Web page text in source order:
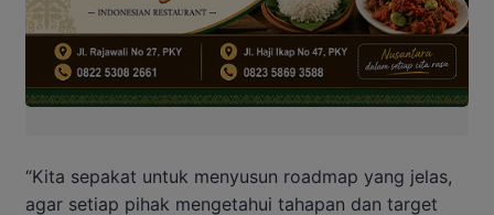
“Kita sepakat untuk menyusun roadmap yang jelas,
agar setiap pihak mengetahui tahapan dan target